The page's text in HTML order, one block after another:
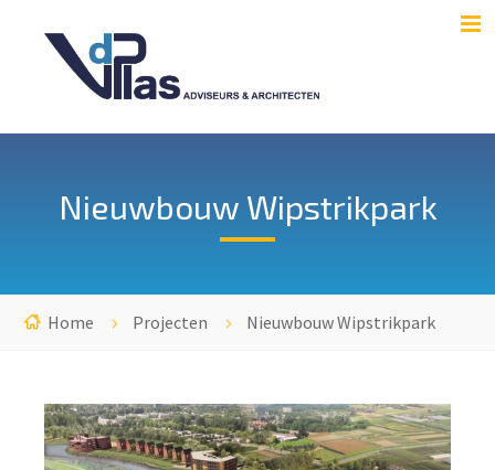
Nieuwbouw Wipstrikpark
Home Projecten Nieuwbouw Wipstrikpark